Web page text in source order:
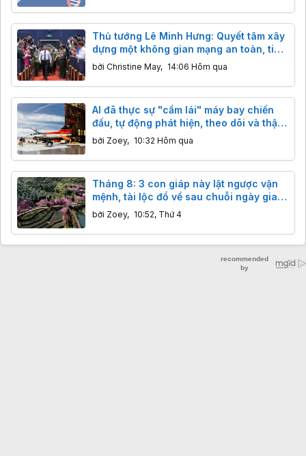
Thủ tướng Lê Minh Hưng: Quyết tâm xây
dựng một không gian mạng an toàn, tin
cậy và nhân văn
bởi Christine May, 14:06 Hôm qua
AI đã thực sự "cầm lái" máy bay chiến
đấu, tự động phát hiện, theo dõi và thậm
chí đánh chặn mục tiêu
bởi Zoey, 10:32 Hôm qua
Tháng 8: 3 con giáp này lật ngược vận
mệnh, tài lộc đổ về sau chuỗi ngày gian
nan.
bởi Zoey, 10:52, Thứ 4